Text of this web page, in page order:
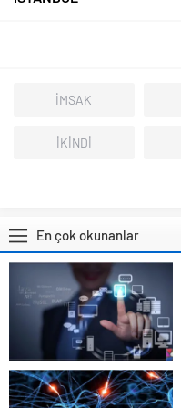
İMSAK
İKİNDİ
En çok okunanlar